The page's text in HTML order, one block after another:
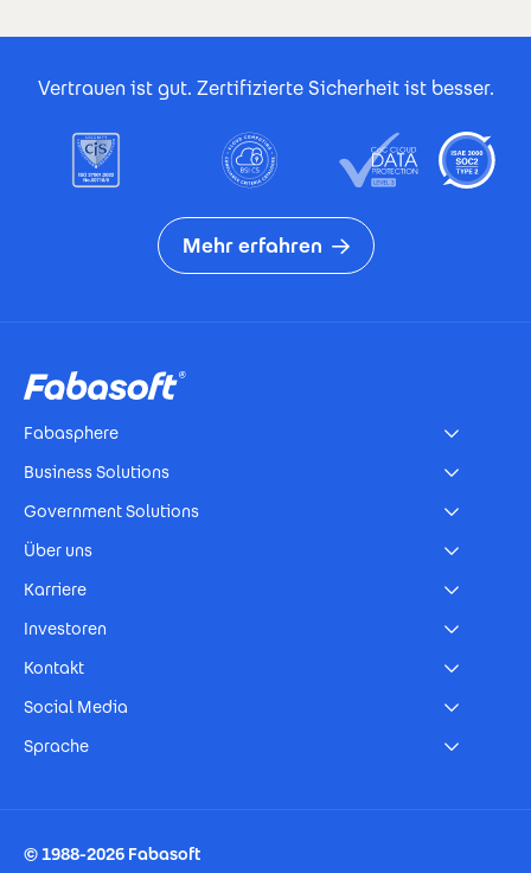
Vertrauen ist gut. Zertifizierte Sicherheit ist besser.
Mehr erfahren
Fabasphere
Business Solutions
Government Solutions
Über uns
Karriere
Investoren
Kontakt
Social Media
Sprache
© 1988-2026 Fabasoft